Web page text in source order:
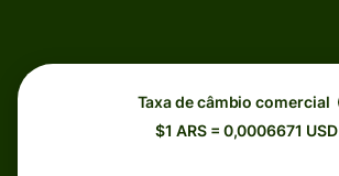
Taxa de câmbio comercial
$1 ARS = 0,0006671 USD